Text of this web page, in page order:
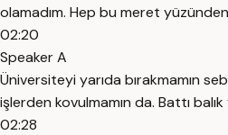
olamadım. Hep bu meret
02:20
Speaker A
Üniversiteyi yarıda bırakmamın
işlerden kovulmamın da. Battı
02:28